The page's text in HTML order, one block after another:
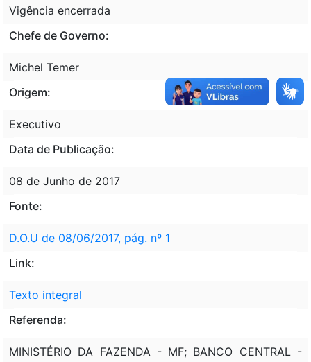
Vigência encerrada
Chefe de Governo:
Michel Temer
Origem:
Executivo
Data de Publicação:
08 de Junho de 2017
Fonte:
D.O.U de 08/06/2017, pág. nº 1
Link:
Texto integral
Referenda:
MINISTÉRIO DA FAZENDA - MF; BANCO CENTRAL -